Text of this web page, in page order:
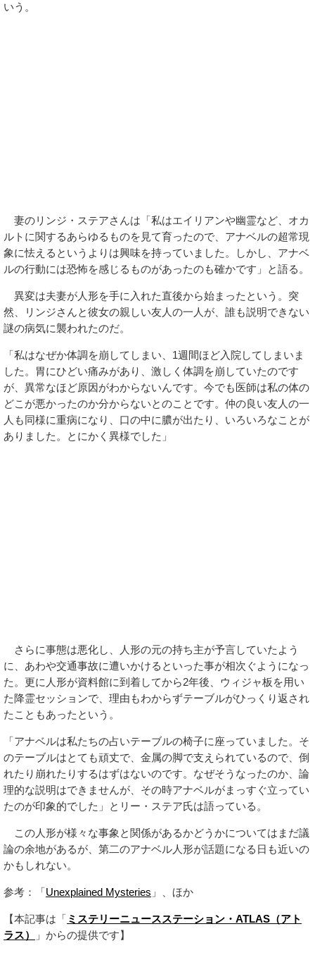
いう。
妻のリンジ・ステアさんは「私はエイリアンや幽霊など、オカ
ルトに関するあらゆるものを見て育ったので、アナベルの超常現
象に怯えるというよりは興味を持っていました。しかし、アナベ
ルの行動には恐怖を感じるものがあったのも確かです」と語る。
異変は夫妻が人形を手に入れた直後から始まったという。突
然、リンジさんと彼女の親しい友人の一人が、誰も説明できない
謎の病気に襲われたのだ。
「私はなぜか体調を崩してしまい、1週間ほど入院してしまいま
した。胃にひどい痛みがあり、激しく体調を崩していたのです
が、異常なほど原因がわからないんです。今でも医師は私の体の
どこが悪かったのか分からないとのことです。仲の良い友人の一
人も同様に重病になり、口の中に膿が出たり、いろいろなことが
ありました。とにかく異様でした」
さらに事態は悪化し、人形の元の持ち主が予言していたよう
に、あわや交通事故に遭いかけるといった事が相次ぐようになっ
た。更に人形が資料館に到着してから2年後、ウィジャ板を用い
た降霊セッションで、理由もわからずテーブルがひっくり返され
たこともあったという。
「アナベルは私たちの占いテーブルの椅子に座っていました。そ
のテーブルはとても頑丈で、金属の脚で支えられているので、倒
れたり崩れたりするはずはないのです。なぜそうなったのか、論
理的な説明はできませんが、その時アナベルがまっすぐ立ってい
たのが印象的でした」とリー・ステア氏は語っている。
この人形が様々な事象と関係があるかどうかについてはまだ議
論の余地があるが、第二のアナベル人形が話題になる日も近いの
かもしれない。
参考：「Unexplained Mysteries 」、ほか
【本記事は「 ミステリーニュースステーション・ATLAS（アト
ラス）
」からの提供です】